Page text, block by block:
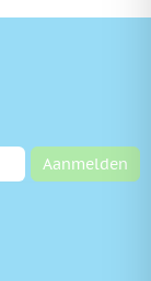
Aanmelden